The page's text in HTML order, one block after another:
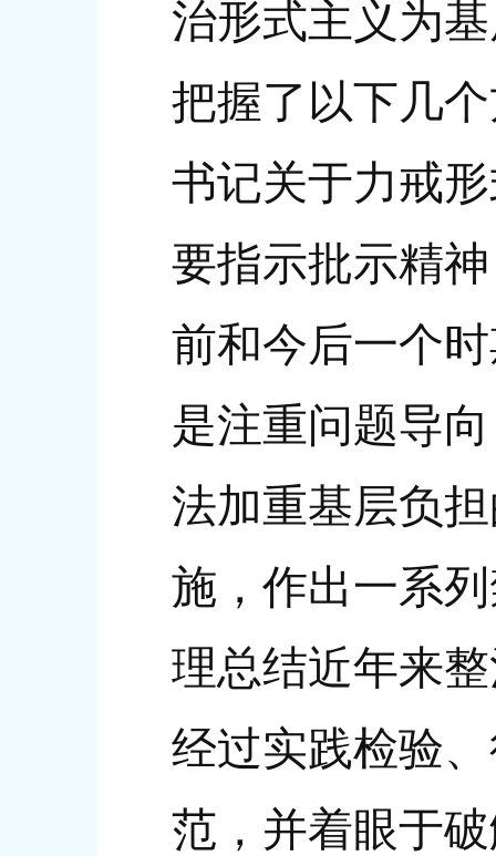
治形式主义为
把握了以下几
书记关于力戒
要指示批示精
前和今后一个
是注重问题导
法加重基层负
施，作出一系
理总结近年来
经过实践检验
范，并着眼于